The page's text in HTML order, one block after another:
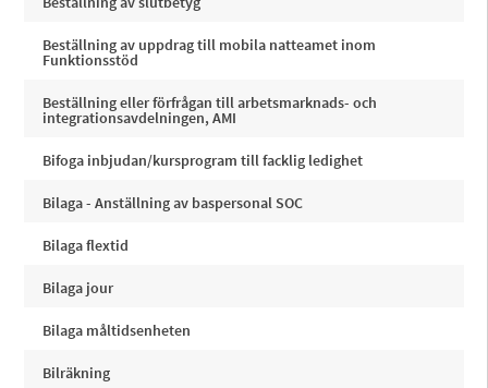
Beställning av uppdrag till mobila natteamet inom
Funktionsstöd
Beställning eller förfrågan till arbetsmarknads- och
integrationsavdelningen, AMI
Bifoga inbjudan/kursprogram till facklig ledighet
Bilaga - Anställning av baspersonal SOC
Bilaga flextid
Bilaga jour
Bilaga måltidsenheten
Bilräkning